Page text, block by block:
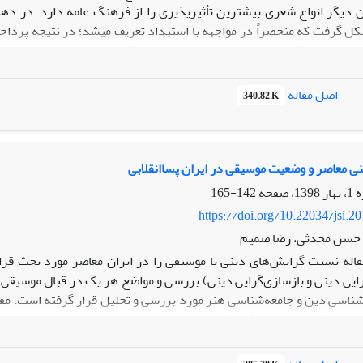
گرفت که منحصراً در مواجهه با استبداد تعریف می­شد؛ در نتیجه
عامه بدل شد. از این رو محور اصلی این پژوهش واکاوی اسنادی سلطۀ
با انگاره ­های قدسی و تحلیل ترانه ­های شاخص با مضمون اسطوره ­های
روزگار پهلوی دوم جنبۀ آخرالزمانی دارد و ترانه­ سرا با نگاهی
اصل مقاله 340.82 K
معاصر و وضعیت موسیقی در ایران پساانقلابی
142-165
https://doi.org/10.22034/
محدثی، رضا صمیم
نسبت گرایش‌های دینی با موسیقی را در ایران معاصر مورد
دینی و بازسازی‌گرایی دینی) بررسی و مواضع هر یک در قبال
دین و جامعه‌شناسی هنر مورد بررسی و تحلیل قرار گرفته است.
رویکرد هر یک از گرایش‌ها به موسیقی بر اساس هفت شاخص (خرید و
بررسی شده است. بر مبنای تحلیل ارائه شده، رویکرد نخست
خصوص موسیقی حرام دانسته و صرفاً در بعضی موارد همچون جنگ‌ها،